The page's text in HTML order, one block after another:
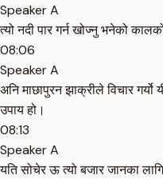
Speaker A
त्यो नदी पार गर्न खोज्नु भनेको
08:06
Speaker A
अनि माछापुरन झाक्रीले विचार
उपाय हो।
08:13
Speaker A
यति सोचेर ऊ त्यो बजार जानका